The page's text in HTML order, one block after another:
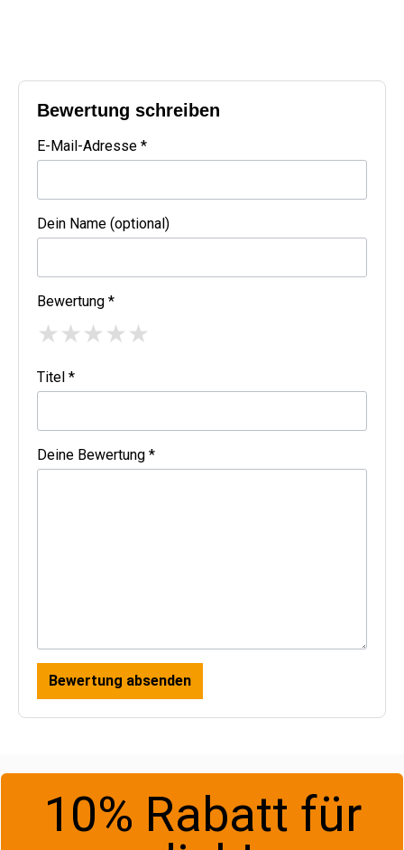
Bewertung schreiben
E-Mail-Adresse *
Dein Name (optional)
Bewertung *
★★★★★
Titel *
Deine Bewertung *
Bewertung absenden
10% Rabatt für